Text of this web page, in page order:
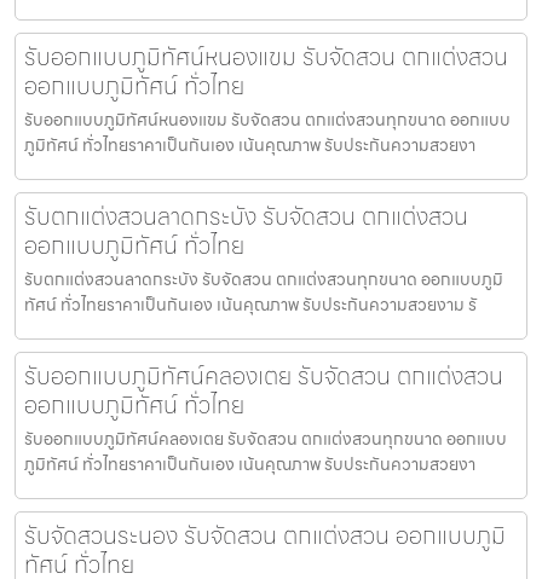
รับออกแบบภูมิทัศน์หนองแขม รับจัดสวน ตกแต่งสวน
ออกแบบภูมิทัศน์ ทั่วไทย
รับออกแบบภูมิทัศน์หนองแขม รับจัดสวน ตกแต่งสวนทุกขนาด ออกแบบ
ภูมิทัศน์ ทั่วไทยราคาเป็นกันเอง เน้นคุณภาพ รับประกันความสวยงา
รับตกแต่งสวนลาดกระบัง รับจัดสวน ตกแต่งสวน
ออกแบบภูมิทัศน์ ทั่วไทย
รับตกแต่งสวนลาดกระบัง รับจัดสวน ตกแต่งสวนทุกขนาด ออกแบบภูมิ
ทัศน์ ทั่วไทยราคาเป็นกันเอง เน้นคุณภาพ รับประกันความสวยงาม รั
รับออกแบบภูมิทัศน์คลองเตย รับจัดสวน ตกแต่งสวน
ออกแบบภูมิทัศน์ ทั่วไทย
รับออกแบบภูมิทัศน์คลองเตย รับจัดสวน ตกแต่งสวนทุกขนาด ออกแบบ
ภูมิทัศน์ ทั่วไทยราคาเป็นกันเอง เน้นคุณภาพ รับประกันความสวยงา
รับจัดสวนระนอง รับจัดสวน ตกแต่งสวน ออกแบบภูมิ
ทัศน์ ทั่วไทย